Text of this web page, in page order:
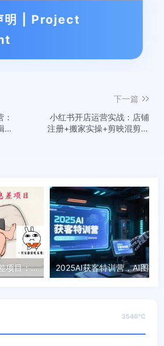
明 | Project
，
下一篇
小红书开店运营实战：店铺
注册+搬家实操+剪映混剪教
2026年最新暴利信息差项目：3-5天开始收米，10天后稳定3张，0门槛，每天两三个小时搞定
3546℃